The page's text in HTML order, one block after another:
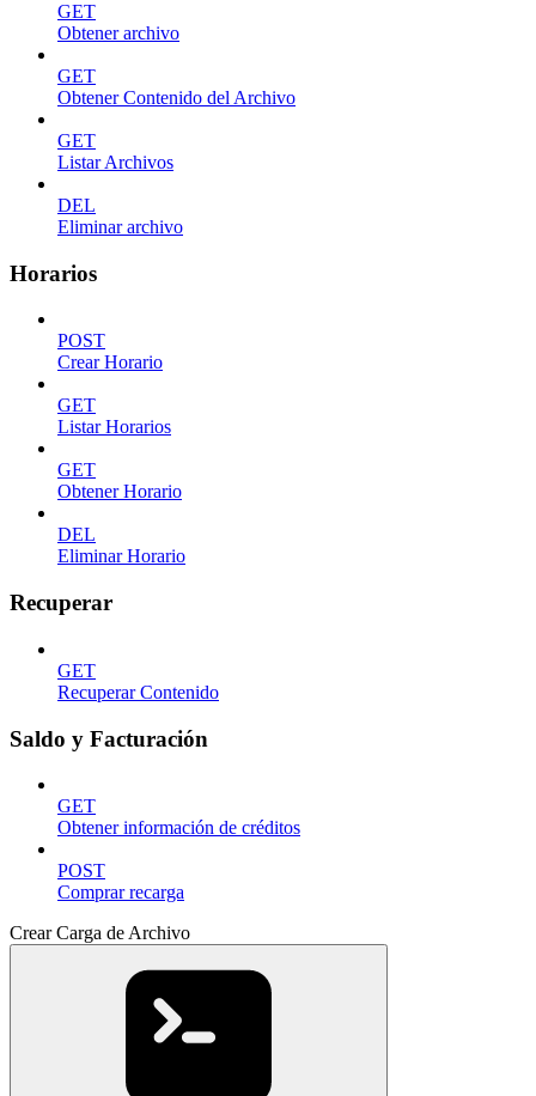
GET
Obtener archivo
GET
Obtener Contenido del Archivo
GET
Listar Archivos
DEL
Eliminar archivo
Horarios
POST
Crear Horario
GET
Listar Horarios
GET
Obtener Horario
DEL
Eliminar Horario
Recuperar
GET
Recuperar Contenido
Saldo y Facturación
GET
Obtener información de créditos
POST
Comprar recarga
Crear Carga de Archivo